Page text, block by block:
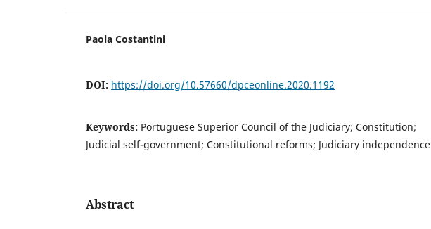
Paola Costantini
DOI: https://doi.org/10.57660/dpceonline.2020.1192
Keywords: Portuguese Superior Council of the Judiciary; Constitution;
Judicial self-government; Constitutional reforms; Judiciary independence
Abstract